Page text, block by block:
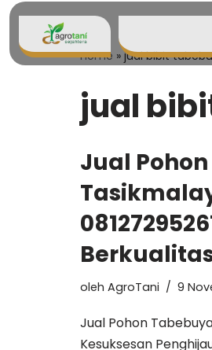
Lompat
ke
Home »jual bibit
jual
Jual
oleh AgroTani 9
Jual Pohon
Kesuksesan